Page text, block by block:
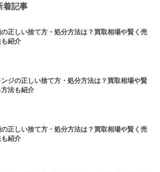
着記事
正しい捨て方・処分方法は？買取相場や賢く売
紹介
ジの正しい捨て方・処分方法は？買取相場や賢
方法も紹介
正しい捨て方・処分方法は？買取相場や賢く売
紹介